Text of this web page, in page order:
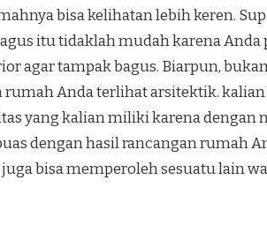
bisa kelihatan lebih keren.
itu tidaklah mudah karena
agar tampak bagus. Biarpun,
rumah Anda terlihat arsitektik.
yang kalian miliki karena dengan
dengan hasil rancangan rumah
bisa memperoleh sesuatu lain